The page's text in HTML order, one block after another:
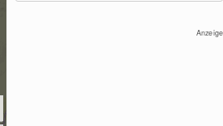
Anzeige